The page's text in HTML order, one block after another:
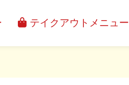
テイクアウトメニュー